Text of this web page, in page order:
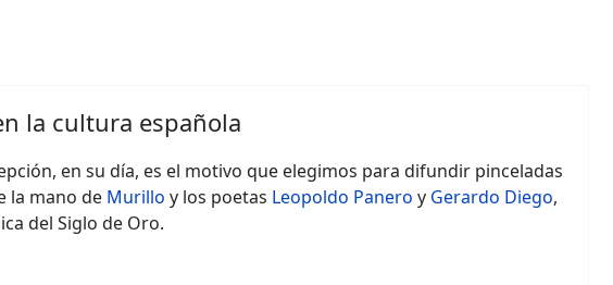
la cultura española
en su día, es el motivo que elegimos para difundir pinceladas
la mano de Murillo y los poetas Leopoldo Panero y Gerardo Diego,
del Siglo de Oro.